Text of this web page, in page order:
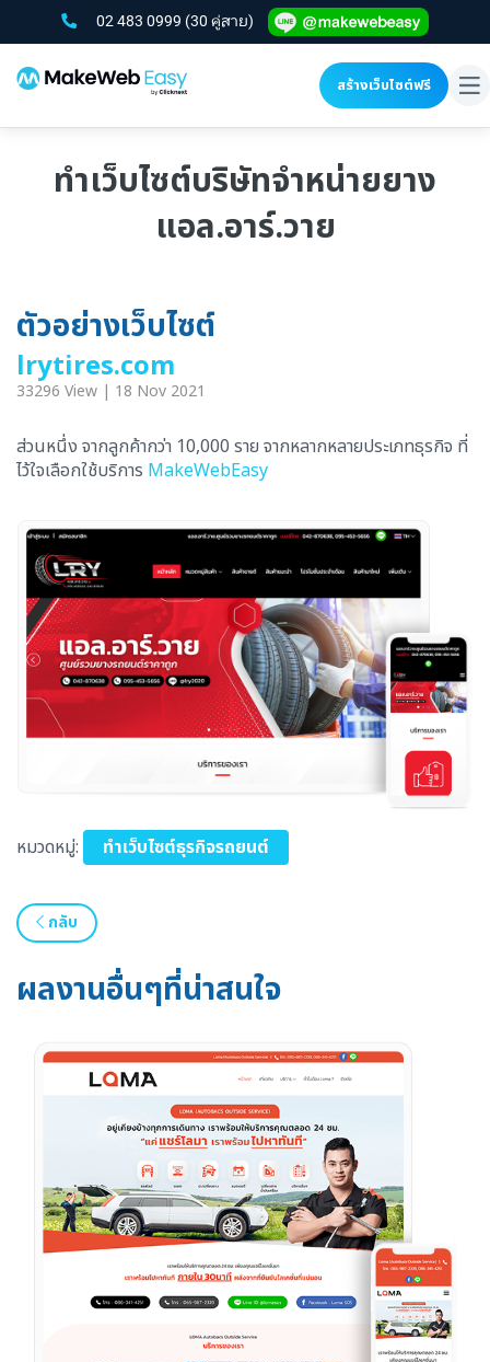
02 483 0999 (30 คู่สาย)
สร้างเว็บไซต์ฟรี
ทำเว็บไซต์บริษัทจำหน่ายยาง
แอล.อาร์.วาย
ตัวอย่างเว็บไซต์
lrytires.com
33296 View | 18 Nov 2021
ส่วนหนึ่ง จากลูกค้ากว่า 10,000 ราย จากหลากหลายประเภทธุรกิจ ที่
ไว้ใจเลือกใช้บริการ MakeWebEasy
หมวดหมู่: ทำเว็บไซต์ธุรกิจรถยนต์
กลับ
ผลงานอื่นๆที่น่าสนใจ